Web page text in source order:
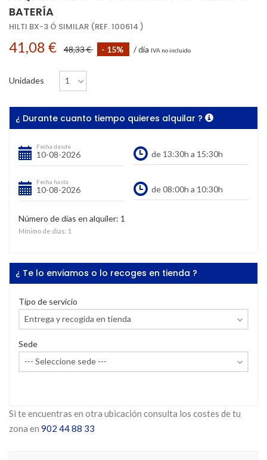
BATERÍA
HILTI BX-3 Ó SIMILAR (REF. 100614 )
41,08 € 48,33 € - 15% / día IVA no incluido
Unidades
¿ Durante cuanto tiempo quieres alquilar ?
Fecha desde
Fecha hasta
Número de días en alquiler: 1
Mínimo de días: 1
¿ Te lo enviamos o lo recoges en tienda ?
Tipo de servicio
Sede
Si te encuentras en otra ubicación consulta los costes de tu
zona en 902 44 88 33